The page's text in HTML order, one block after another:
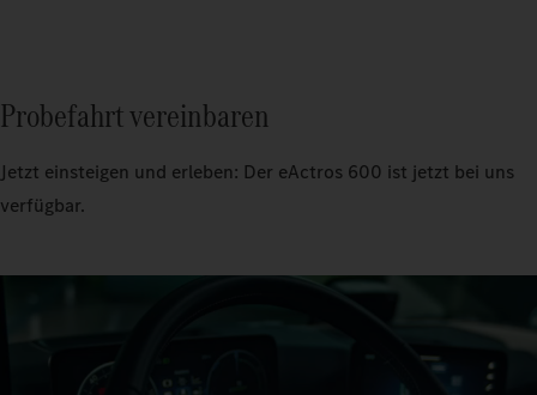
Probefahrt vereinbaren
Jetzt einsteigen und erleben: Der eActros 600 ist jetzt bei uns
verfügbar.